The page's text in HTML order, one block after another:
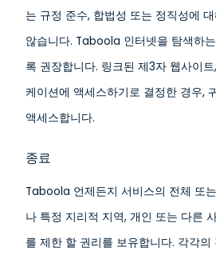
는 규정 준수, 합법성 또는 정직성에
않습니다. Taboola 인터넷을 탐색하
록 권장합니다. 링크된 제3자 웹사이
케이션에 액세스하기로 결정한 경우,
액세스합니다.
종료
Taboola 언제든지 서비스의 전체 또
나 특정 지리적 지역, 개인 또는 다른
를 제한 할 권리를 보유합니다. 각각의